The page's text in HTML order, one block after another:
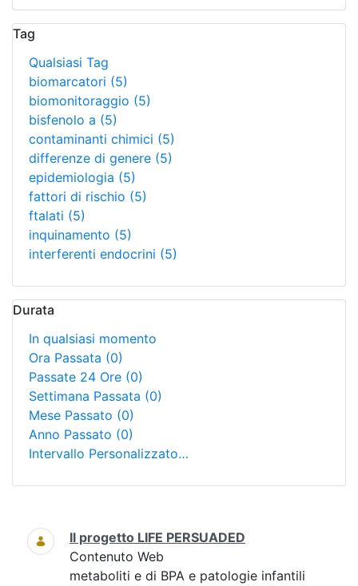
Tag
Qualsiasi Tag
biomarcatori (5)
biomonitoraggio (5)
bisfenolo a (5)
contaminanti chimici (5)
differenze di genere (5)
epidemiologia (5)
fattori di rischio (5)
ftalati (5)
inquinamento (5)
interferenti endocrini (5)
Durata
In qualsiasi momento
Ora Passata (0)
Passate 24 Ore (0)
Settimana Passata (0)
Mese Passato (0)
Anno Passato (0)
Intervallo Personalizzato…
Ricerca
Il progetto LIFE PERSUADED
Contenuto Web
metaboliti e di BPA e patologie infantili